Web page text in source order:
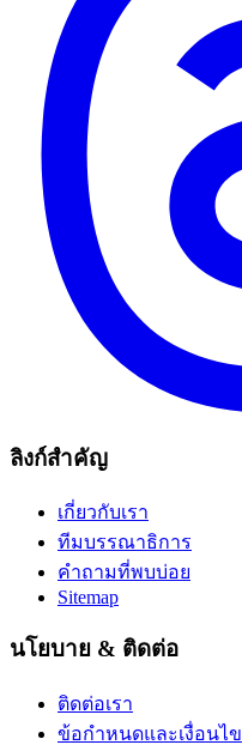
ลิงก์สำคัญ
เกี่ยวกับเรา
ทีมบรรณาธิการ
คำถามที่พบบ่อย
Sitemap
นโยบาย & ติดต่อ
ติดต่อเรา
ข้อกำหนดและเงื่อนไข